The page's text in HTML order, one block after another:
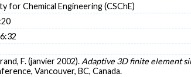
for Chemical Engineering (CSChE)
F. (janvier 2002). Adaptive 3D finite element
Vancouver, BC, Canada.